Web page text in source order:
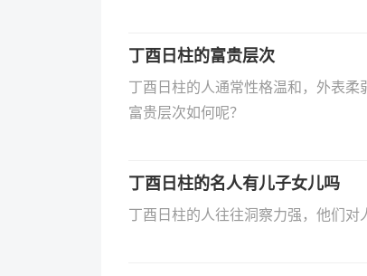
丁酉日柱的富贵层次
丁酉日柱的人通常性格温和，外表
富贵层次如何呢？
丁酉日柱的名人有儿子女儿吗
丁酉日柱的人往往洞察力强‌，他们对